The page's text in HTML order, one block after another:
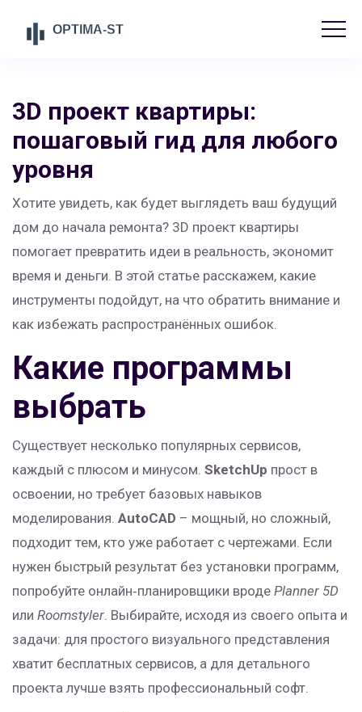
3D проект квартиры:
пошаговый гид для любого
уровня
Хотите увидеть, как будет выглядеть ваш будущий
дом до начала ремонта? 3D проект квартиры
помогает превратить идеи в реальность, экономит
время и деньги. В этой статье расскажем, какие
инструменты подойдут, на что обратить внимание и
как избежать распространённых ошибок.
Какие программы
выбрать
Существует несколько популярных сервисов,
каждый с плюсом и минусом. SketchUp прост в
освоении, но требует базовых навыков
моделирования. AutoCAD – мощный, но сложный,
подходит тем, кто уже работает с чертежами. Если
нужен быстрый результат без установки программ,
попробуйте онлайн‑планировщики вроде Planner 5D
или Roomstyler. Выбирайте, исходя из своего опыта и
задачи: для простого визуального представления
хватит бесплатных сервисов, а для детального
проекта лучше взять профессиональный софт.